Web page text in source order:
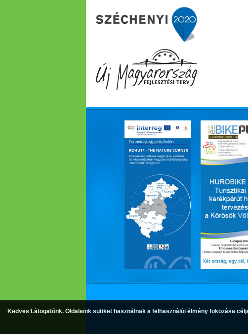
Kedves Látogatónk. Oldalaink sütiket használnak a felhasználói élmény fokozása